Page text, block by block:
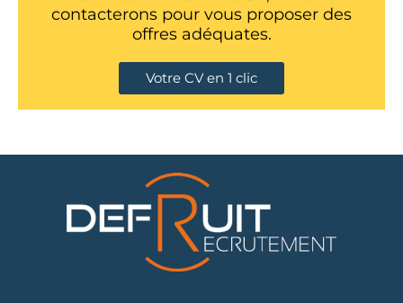
contacterons pour vous proposer des
offres adéquates.
Votre CV en 1 clic